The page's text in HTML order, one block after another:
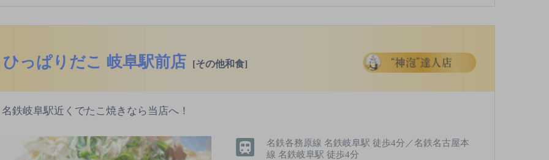
ひっぱりだこ 岐阜駅前店 [その他和食]
名鉄岐阜駅近くでたこ焼きなら当店へ！
名鉄各務原線 名鉄岐阜駅 徒歩4分／名鉄名古屋本
線 名鉄岐阜駅 徒歩4分